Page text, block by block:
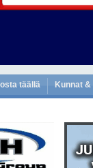
täällä Kunnat